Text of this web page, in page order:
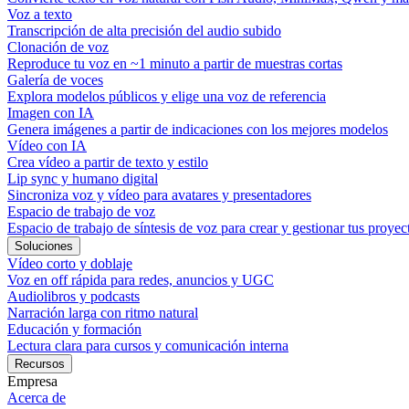
Voz a texto
Transcripción de alta precisión del audio subido
Clonación de voz
Reproduce tu voz en ~1 minuto a partir de muestras cortas
Galería de voces
Explora modelos públicos y elige una voz de referencia
Imagen con IA
Genera imágenes a partir de indicaciones con los mejores modelos
Vídeo con IA
Crea vídeo a partir de texto y estilo
Lip sync y humano digital
Sincroniza voz y vídeo para avatares y presentadores
Espacio de trabajo de voz
Espacio de trabajo de síntesis de voz para crear y gestionar tus
Soluciones
Vídeo corto y doblaje
Voz en off rápida para redes, anuncios y UGC
Audiolibros y podcasts
Narración larga con ritmo natural
Educación y formación
Lectura clara para cursos y comunicación interna
Recursos
Empresa
Acerca de